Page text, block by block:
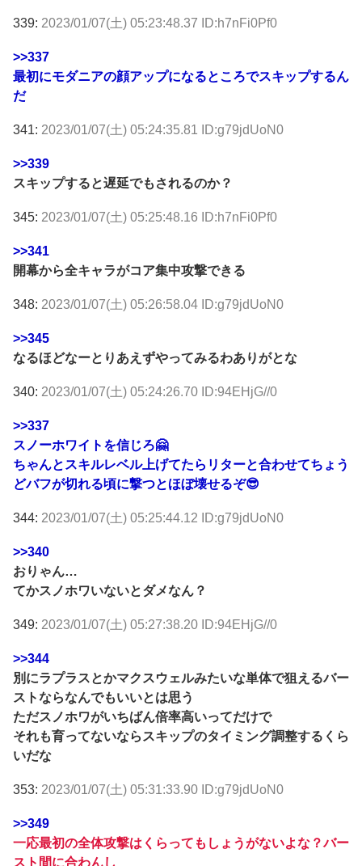
339: 2023/01/07(土) 05:23:48.37 ID:h7nFi0Pf0
>>337
最初にモダニアの顔アップになるところでスキップするん
だ
341: 2023/01/07(土) 05:24:35.81 ID:g79jdUoN0
>>339
スキップすると遅延でもされるのか？
345: 2023/01/07(土) 05:25:48.16 ID:h7nFi0Pf0
>>341
開幕から全キャラがコア集中攻撃できる
348: 2023/01/07(土) 05:26:58.04 ID:g79jdUoN0
>>345
なるほどなーとりあえずやってみるわありがとな
340: 2023/01/07(土) 05:24:26.70 ID:94EHjG//0
>>337
スノーホワイトを信じろ🤗
ちゃんとスキルレベル上げてたらリターと合わせてちょう
どバフが切れる頃に撃つとほぼ壊せるぞ😎
344: 2023/01/07(土) 05:25:44.12 ID:g79jdUoN0
>>340
おりゃん…
てかスノホワいないとダメなん？
349: 2023/01/07(土) 05:27:38.20 ID:94EHjG//0
>>344
別にラプラスとかマクスウェルみたいな単体で狙えるバー
ストならなんでもいいとは思う
ただスノホワがいちばん倍率高いってだけで
それも育ってないならスキップのタイミング調整するくら
いだな
353: 2023/01/07(土) 05:31:33.90 ID:g79jdUoN0
>>349
一応最初の全体攻撃はくらってもしょうがないよな？バー
スト間に合わんし